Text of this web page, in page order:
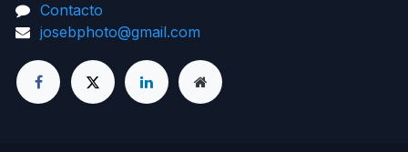
Contacto
josebphoto@gmail.com